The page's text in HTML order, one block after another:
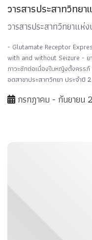
วารสารประสาทวิทย
วารสารประสาทวิทยาแห่
- Glutamate Receptor
with and without Seizure - ย
ภาวะชักต่อเนื่องในหญิงตั้งครร
อดสาขาประสาทวิทยา ประจำปี
กรกฎาคม - กันยายน